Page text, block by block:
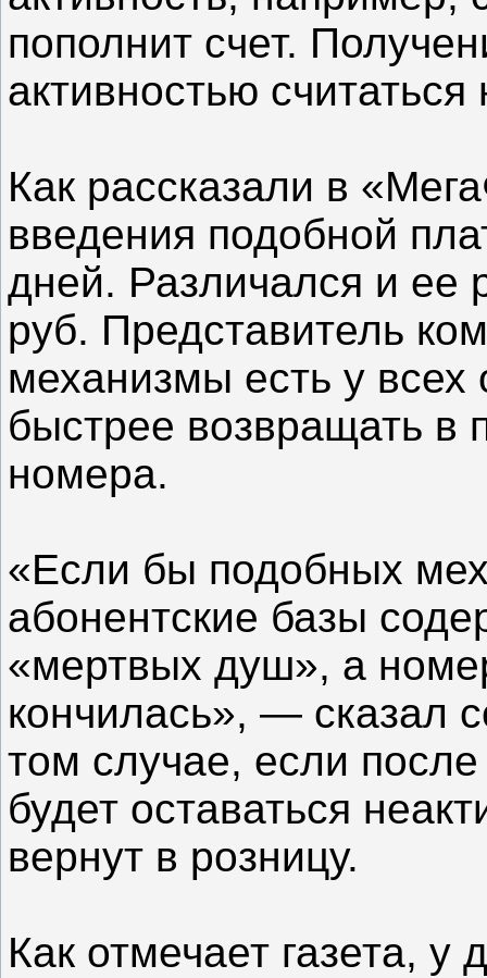
пополнит счет.
активностью считаться
Как рассказали в
введения подобной
дней. Различался и ее
руб. Представитель
механизмы есть у всех
быстрее возвращать в
номера.
«Если бы подобных
абонентские базы
«мертвых душ», а
кончилась», — сказал
том случае, если
будет оставаться
вернут в розницу.
Как отмечает газета, у